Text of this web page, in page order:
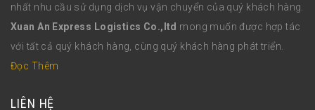
nhất nhu cầu sử dụng dịch vụ vận chuyển của quý khách hàng.
Xuan An Express Logistics Co.,ltd mong muốn được hợp tác
với tất cả quý khách hàng, cùng quý khách hàng phát triển.
Đọc Thêm
LIÊN HỆ